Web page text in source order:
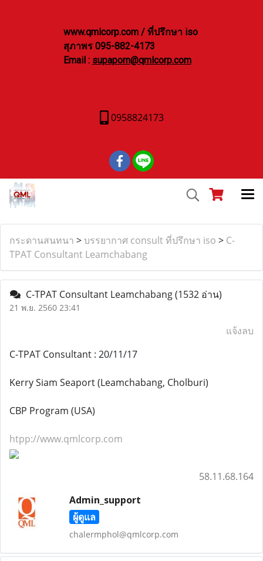
www.qmlcorp.com / ที่ปรึกษา iso
สุภาพร 095-882-4173
Email : supaporn@qmlcorp.com
0958824173
กระดานสนทนา >บรรยากาศ consult ที่ปรึกษา iso > C-
TPAT Consultant Leamchabang
C-TPAT Consultant Leamchabang(1532 อ่าน)
21 พ.ย. 2560 23:41
แจ้งลบ
C-TPAT Consultant : 20/11/17
Kerry Siam Seaport (Leamchabang, Cholburi)
CBP Program (USA)
htpp://www.qmlcorp.com
58.11.68.164
Admin_support
ผู้ดูแล
chalermphol@qmlcorp.com